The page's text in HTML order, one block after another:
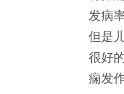
发病
但是
很好
痫发